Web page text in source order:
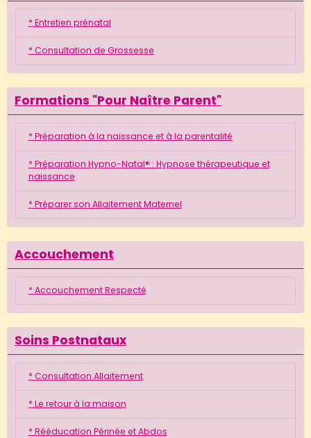
* Entretien prénatal
* Consultation de Grossesse
Formations "Pour Naître Parent"
* Préparation à la naissance et à la parentalité
* Préparation Hypno-Natal® : Hypnose thérapeutique et
naissance
* Préparer son Allaitement Maternel
Accouchement
* Accouchement Respecté
Soins Postnataux
* Consultation Allaitement
* Le retour à la maison
* Rééducation Périnée et Abdos